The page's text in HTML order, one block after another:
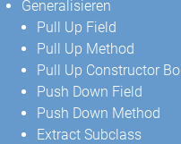
Generalisieren
Pull Up Field
Pull Up Method
Pull Up Constructor
Push Down Field
Push Down Method
Extract Subclass